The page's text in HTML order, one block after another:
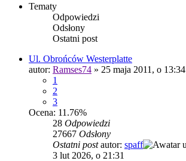
Tematy
Odpowiedzi
Odsłony
Ostatni post
Ul. Obrońców Westerplatte
autor: Ramses74 » 25 maja 2011, o 13:34
1
2
3
Ocena: 11.76%
28 Odpowiedzi
27667 Odsłony
Ostatni postautor: spaff
3 lut 2026, o 21:31